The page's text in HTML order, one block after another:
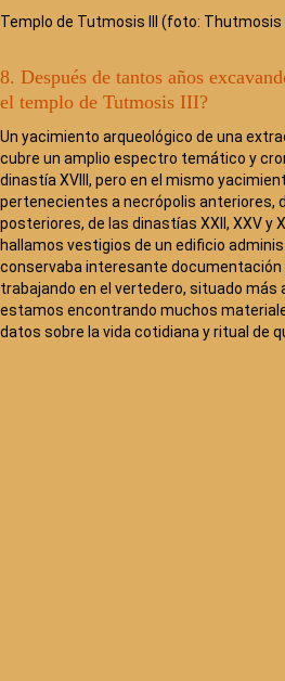
Templo de Tutmosis III (foto: Thutmosis
8. Después de tantos años
el templo de Tutmosis III?
Un yacimiento arqueológico de una
cubre un amplio espectro temático y
dinastía XVIII, pero en el mismo
pertenecientes a necrópolis anteriores,
posteriores, de las dinastías XXII, XXV y
hallamos vestigios de un edificio
conservaba interesante
trabajando en el vertedero, situado más
estamos encontrando muchos
datos sobre la vida cotidiana y ritual de